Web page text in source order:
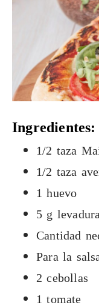
Ingredientes:
1/2 taza
1/2 taza
1 huevo
5 g
Cantidad
Para la
2 cebollas
1 tomate